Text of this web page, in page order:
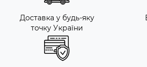
Доставка у будь-яку
точку України